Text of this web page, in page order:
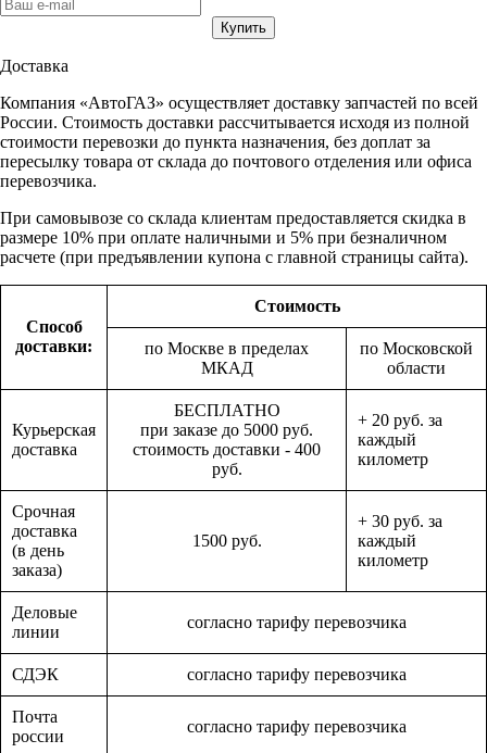
Доставка
Компания «АвтоГАЗ» осуществляет доставку запчастей по всей
России. Стоимость доставки рассчитывается исходя из полной
стоимости перевозки до пункта назначения, без доплат за
пересылку товара от склада до почтового отделения или офиса
перевозчика.
При самовывозе со склада клиентам предоставляется скидка в
размере 10% при оплате наличными и 5% при безналичном
расчете (при предъявлении купона с главной страницы сайта).
Способ
доставки:
Стоимость
по Москве в пределах
МКАД
по Московской
области
Курьерская
доставка
БЕСПЛАТНО
при заказе до 5000 руб.
стоимость доставки - 400
руб.
+ 20 руб. за
каждый
километр
Срочная
доставка
(в день
заказа)
1500 руб.
+ 30 руб. за
каждый
километр
Деловые
линии
согласно тарифу перевозчика
СДЭК согласно тарифу перевозчика
Почта
россии
согласно тарифу перевозчика